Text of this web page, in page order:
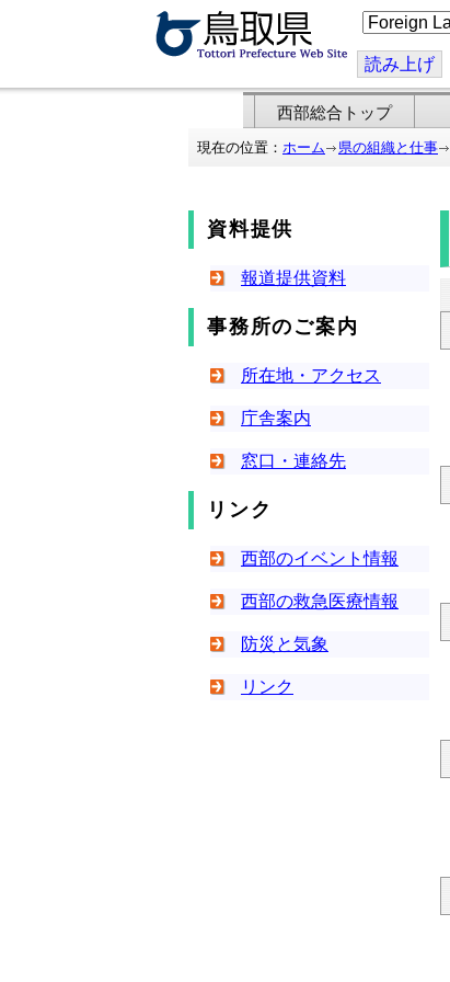
こ
の
ジ
を
翻
訳
す
読み上げ
西部総合トップ
現在の位置： ホーム 県の組織と仕事
資料提供
報道提供資料
事務所のご案内
所在地・アクセス
庁舎案内
窓口・連絡先
リンク
西部のイベント情報
西部の救急医療情報
防災と気象
リンク